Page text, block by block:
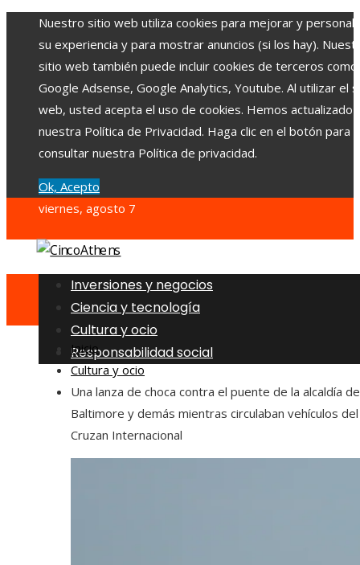
Nuestro sitio web utiliza cookies para mejorar y
su experiencia y para mostrar anuncios (si los hay).
sitio web también puede incluir cookies de terceros como
Google Adsense, Google Analytics, Youtube. Al utilizar el
web, usted acepta el uso de cookies. Hemos actualizado
nuestra Política de Privacidad. Haga clic en el botón para
consultar nuestra Política de privacidad.
Ok, Acepto
viernes, agosto 7
Inversiones y negocios
Ciencia y tecnología
Cultura y ocio
Responsabilidad social
Inicio
Cultura y ocio
Una lanza de choca contra el puente de la alcaldía de
Baltimore y demás mientras circulaban vehículos del
Cruzan Internacional